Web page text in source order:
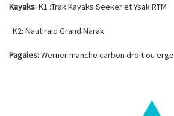
Kayaks: K1 :Trak Kayaks Seeker et Ysak RTM
. K2: Nautiraid Grand Narak
Pagaies:Werner manche carbon droit ou ergo